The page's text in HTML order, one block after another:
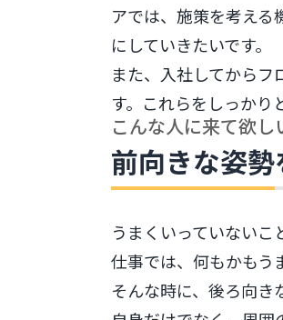
アでは、施策を考え
にしていきたいです。
また、入社してから
す。これらをしっかり
こんな人に来て欲し
前向きな姿
うまくいっていないこ
仕事では、何もかもう
そんな時に、後ろ向